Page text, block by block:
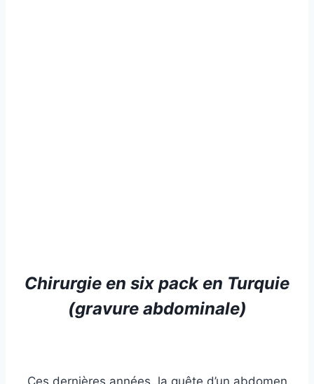
Chirurgie en six pack en Turquie
(gravure abdominale)
Ces dernières années, la quête d’un abdomen